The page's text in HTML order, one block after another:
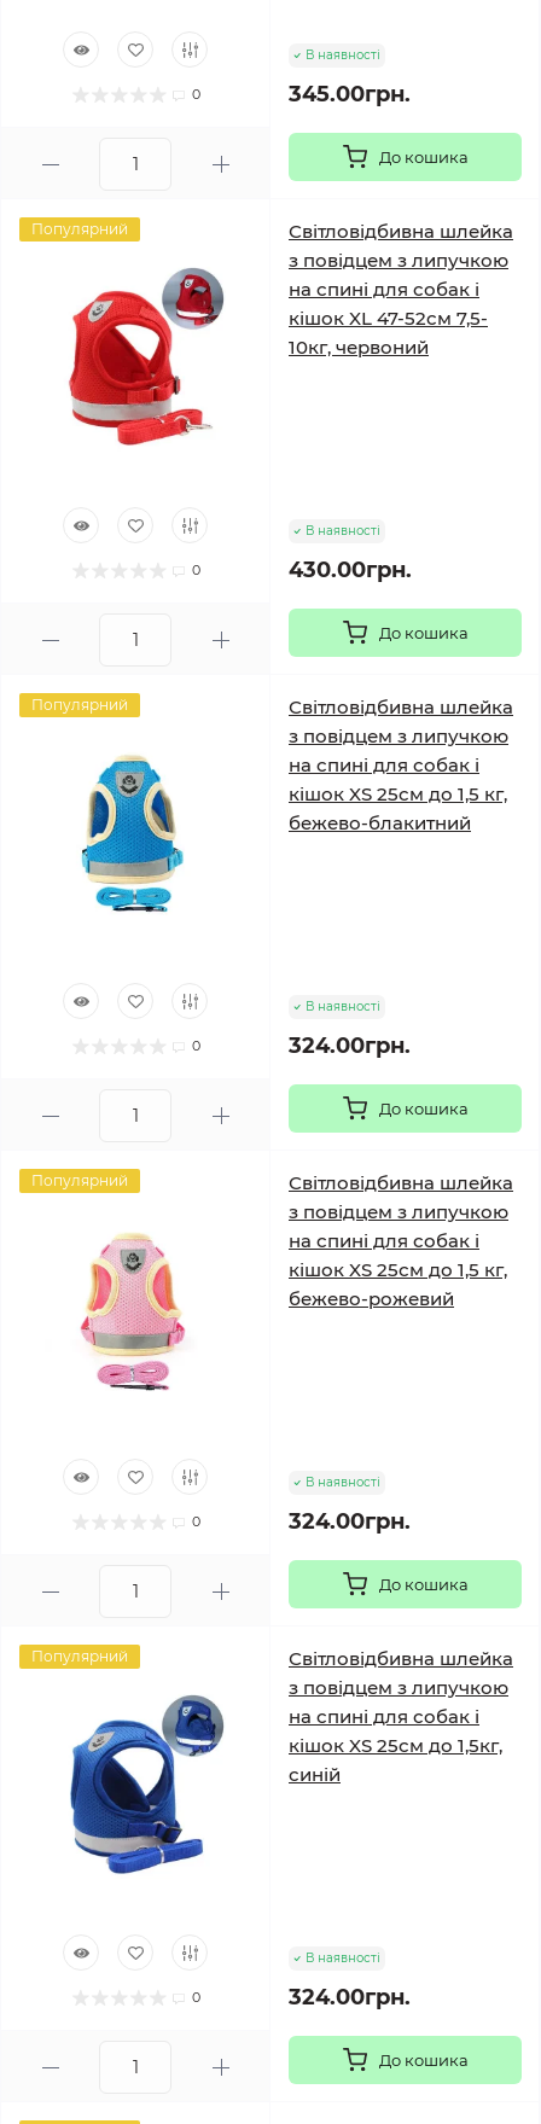
0
В наявності
345.00грн.
До кошика
Популярний
0
Світловідбивна шлейка
з повідцем з липучкою
на спині для собак і
кішок XL 47-52см 7,5-
10кг, червоний
В наявності
430.00грн.
До кошика
Популярний
0
Світловідбивна шлейка
з повідцем з липучкою
на спині для собак і
кішок XS 25см до 1,5 кг,
бежево-блакитний
В наявності
324.00грн.
До кошика
Популярний
0
Світловідбивна шлейка
з повідцем з липучкою
на спині для собак і
кішок XS 25см до 1,5 кг,
бежево-рожевий
В наявності
324.00грн.
До кошика
Популярний
0
Світловідбивна шлейка
з повідцем з липучкою
на спині для собак і
кішок XS 25см до 1,5кг,
синій
В наявності
324.00грн.
До кошика